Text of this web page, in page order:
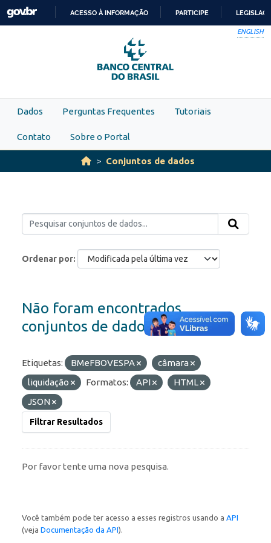
Skip to main content
PARA
O
CONTEÚDO
ACESSO À INFORMAÇÃO PARTICIPE
ENGLISH
Dados Perguntas Frequentes Tutoriais
Contato Sobre o Portal
Conjuntos de dados
Ordenar por
Não foram encontrados
conjuntos de dados
Etiquetas: BMeFBOVESPA
câmara
liquidação
Formatos: API
HTML
JSON
Filtrar Resultados
Por favor tente uma nova pesquisa.
Você também pode ter acesso a esses registros usando a API
(veja Documentação da API).